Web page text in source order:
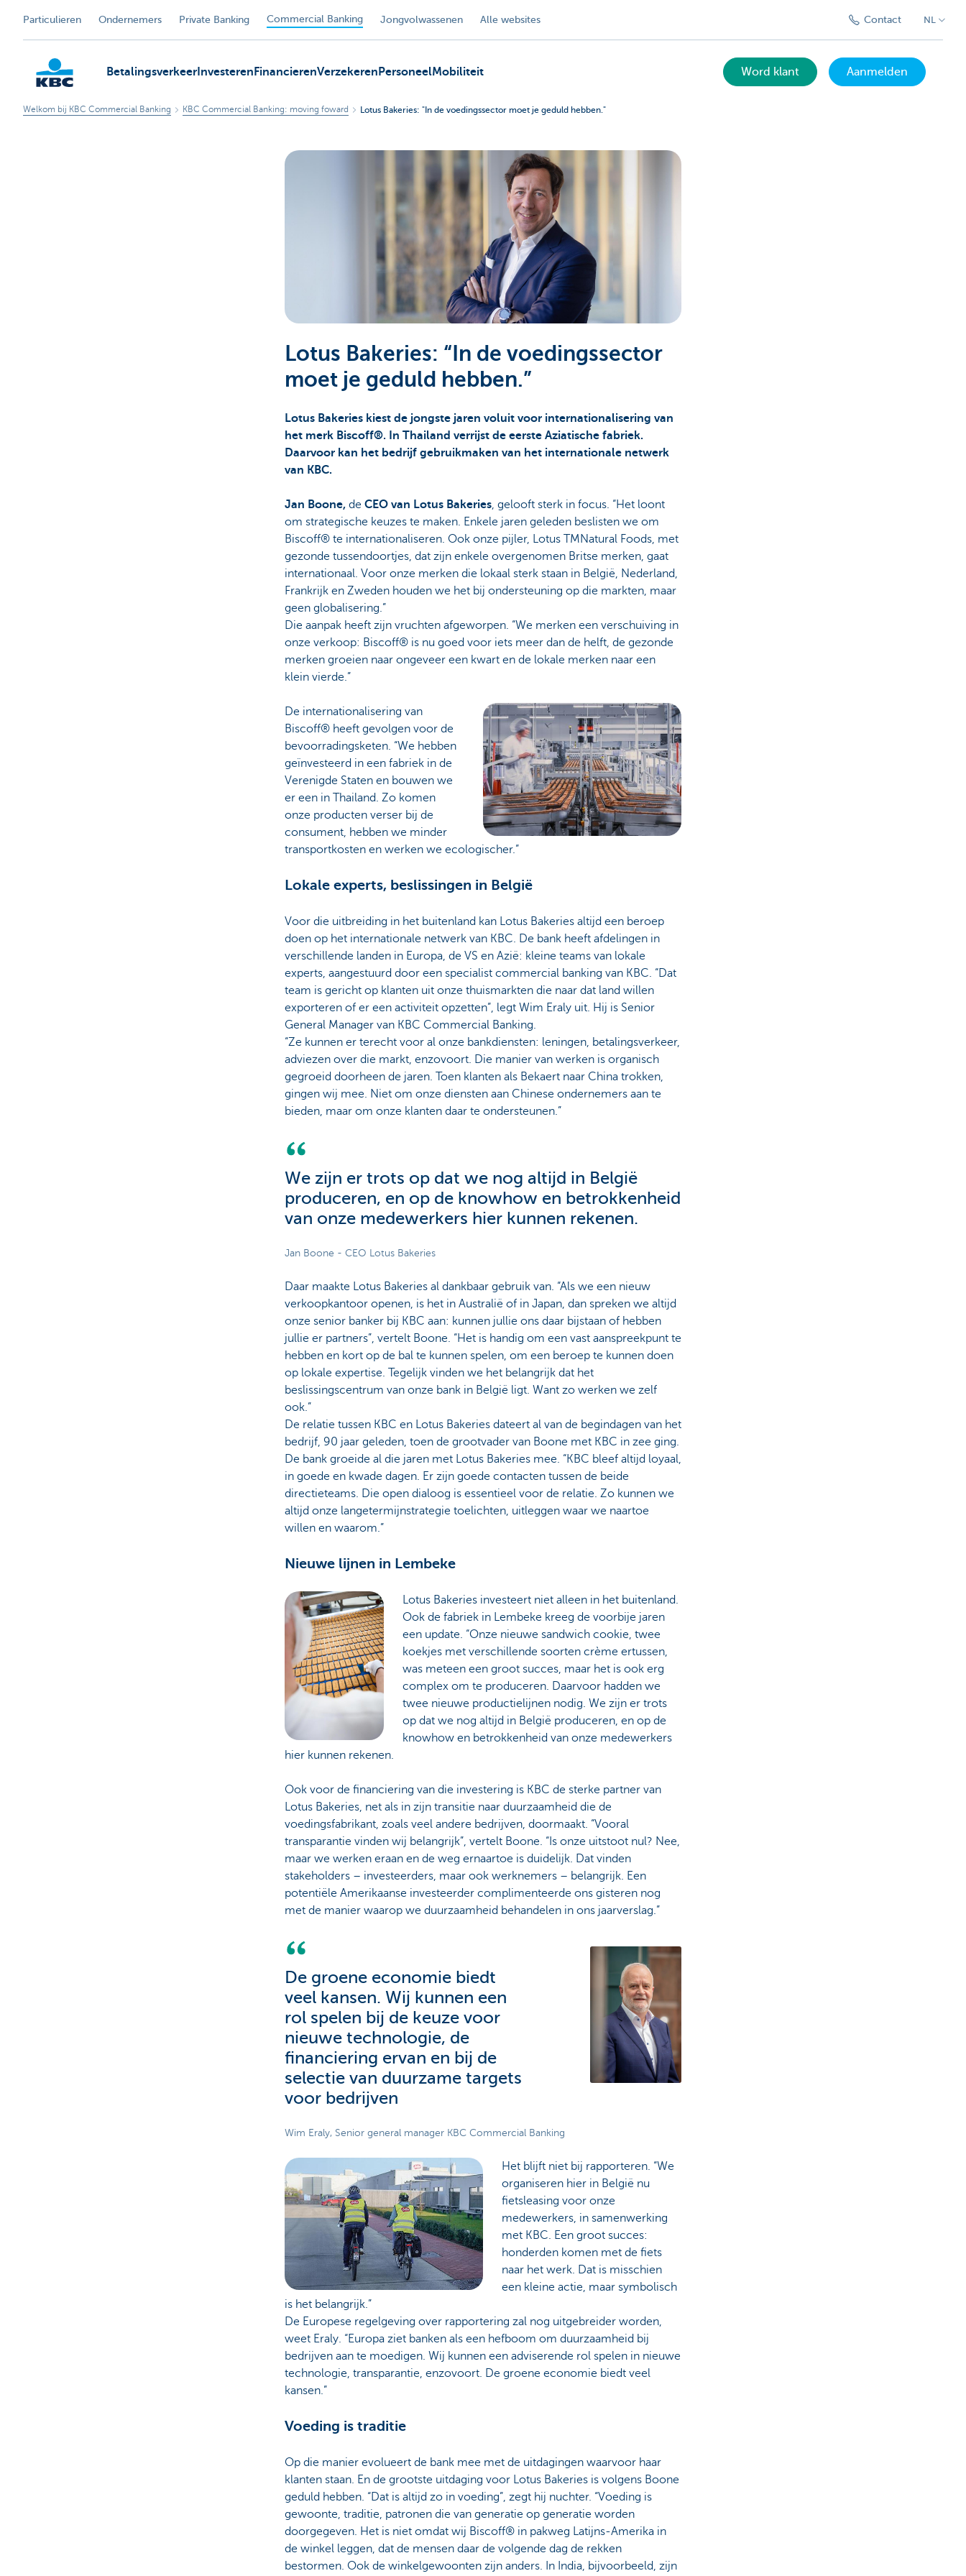
Particulieren Ondernemers Private Banking Commercial Banking Jongvolwassenen Alle websites Contact NL
Betalingsverkeer Investeren FinancierenVerzekeren PersoneelMobiliteit Word klant Aanmelden
Welkom bij KBC Commercial Banking KBC Commercial Banking: moving foward Lotus Bakeries: "In de voedingssector moet je geduld hebben."
Lotus Bakeries: “In de voedingssector
moet je geduld hebben.”
Lotus Bakeries kiest de jongste jaren voluit voor internationalisering van
het merk Biscoff®. In Thailand verrijst de eerste Aziatische fabriek.
Daarvoor kan het bedrijf gebruikmaken van het internationale netwerk
van KBC.
Jan Boone,de CEO van Lotus Bakeries, gelooft sterk in focus. “Het loont
om strategische keuzes te maken. Enkele jaren geleden beslisten we om
Biscoff® te internationaliseren. Ook onze pijler, Lotus TMNatural Foods, met
gezonde tussendoortjes, dat zijn enkele overgenomen Britse merken, gaat
internationaal. Voor onze merken die lokaal sterk staan in België, Nederland,
Frankrijk en Zweden houden we het bij ondersteuning op die markten, maar
geen globalisering.”
Die aanpak heeft zijn vruchten afgeworpen. “We merken een verschuiving in
onze verkoop: Biscoff® is nu goed voor iets meer dan de helft, de gezonde
merken groeien naar ongeveer een kwart en de lokale merken naar een
klein vierde.”
De internationalisering van
Biscoff® heeft gevolgen voor de
bevoorradingsketen. “We hebben
geïnvesteerd in een fabriek in de
Verenigde Staten en bouwen we
er een in Thailand. Zo komen
onze producten verser bij de
consument, hebben we minder
transportkosten en werken we ecologischer.”
Lokale experts, beslissingen in België
Voor die uitbreiding in het buitenland kan Lotus Bakeries altijd een beroep
doen op het internationale netwerk van KBC. De bank heeft afdelingen in
verschillende landen in Europa, de VS en Azië: kleine teams van lokale
experts, aangestuurd door een specialist commercial banking van KBC. “Dat
team is gericht op klanten uit onze thuismarkten die naar dat land willen
exporteren of er een activiteit opzetten”, legt Wim Eraly uit. Hij is Senior
General Manager van KBC Commercial Banking.
“Ze kunnen er terecht voor al onze bankdiensten: leningen, betalingsverkeer,
adviezen over die markt, enzovoort. Die manier van werken is organisch
gegroeid doorheen de jaren. Toen klanten als Bekaert naar China trokken,
gingen wij mee. Niet om onze diensten aan Chinese ondernemers aan te
bieden, maar om onze klanten daar te ondersteunen.”
We zijn er trots op dat we nog altijd in België
produceren, en op de knowhow en betrokkenheid
van onze medewerkers hier kunnen rekenen.
Jan Boone - CEO Lotus Bakeries
Daar maakte Lotus Bakeries al dankbaar gebruik van. “Als we een nieuw
verkoopkantoor openen, is het in Australië of in Japan, dan spreken we altijd
onze senior banker bij KBC aan: kunnen jullie ons daar bijstaan of hebben
jullie er partners”, vertelt Boone. “Het is handig om een vast aanspreekpunt te
hebben en kort op de bal te kunnen spelen, om een beroep te kunnen doen
op lokale expertise. Tegelijk vinden we het belangrijk dat het
beslissingscentrum van onze bank in België ligt. Want zo werken we zelf
ook.”
De relatie tussen KBC en Lotus Bakeries dateert al van de begindagen van het
bedrijf, 90 jaar geleden, toen de grootvader van Boone met KBC in zee ging.
De bank groeide al die jaren met Lotus Bakeries mee. “KBC bleef altijd loyaal,
in goede en kwade dagen. Er zijn goede contacten tussen de beide
directieteams. Die open dialoog is essentieel voor de relatie. Zo kunnen we
altijd onze langetermijnstrategie toelichten, uitleggen waar we naartoe
willen en waarom.”
Nieuwe lijnen in Lembeke
Lotus Bakeries investeert niet alleen in het buitenland.
Ook de fabriek in Lembeke kreeg de voorbije jaren
een update. “Onze nieuwe sandwich cookie, twee
koekjes met verschillende soorten crème ertussen,
was meteen een groot succes, maar het is ook erg
complex om te produceren. Daarvoor hadden we
twee nieuwe productielijnen nodig. We zijn er trots
op dat we nog altijd in België produceren, en op de
knowhow en betrokkenheid van onze medewerkers
hier kunnen rekenen.
Ook voor de financiering van die investering is KBC de sterke partner van
Lotus Bakeries, net als in zijn transitie naar duurzaamheid die de
voedingsfabrikant, zoals veel andere bedrijven, doormaakt. “Vooral
transparantie vinden wij belangrijk”, vertelt Boone. “Is onze uitstoot nul? Nee,
maar we werken eraan en de weg ernaartoe is duidelijk. Dat vinden
stakeholders – investeerders, maar ook werknemers – belangrijk. Een
potentiële Amerikaanse investeerder complimenteerde ons gisteren nog
met de manier waarop we duurzaamheid behandelen in ons jaarverslag.”
De groene economie biedt
veel kansen. Wij kunnen een
rol spelen bij de keuze voor
nieuwe technologie, de
financiering ervan en bij de
selectie van duurzame targets
voor bedrijven
Wim Eraly, Senior general manager KBC Commercial Banking
Het blijft niet bij rapporteren. “We
organiseren hier in België nu
fietsleasing voor onze
medewerkers, in samenwerking
met KBC. Een groot succes:
honderden komen met de fiets
naar het werk. Dat is misschien
een kleine actie, maar symbolisch
is het belangrijk.”
De Europese regelgeving over rapportering zal nog uitgebreider worden,
weet Eraly. “Europa ziet banken als een hefboom om duurzaamheid bij
bedrijven aan te moedigen. Wij kunnen een adviserende rol spelen in nieuwe
technologie, transparantie, enzovoort. De groene economie biedt veel
kansen.”
Voeding is traditie
Op die manier evolueert de bank mee met de uitdagingen waarvoor haar
klanten staan. En de grootste uitdaging voor Lotus Bakeries is volgens Boone
geduld hebben. “Dat is altijd zo in voeding”, zegt hij nuchter. “Voeding is
gewoonte, traditie, patronen die van generatie op generatie worden
doorgegeven. Het is niet omdat wij Biscoff® in pakweg Latijns-Amerika in
de winkel leggen, dat de mensen daar de volgende dag de rekken
bestormen. Ook de winkelgewoonten zijn anders. In India, bijvoorbeeld, zijn